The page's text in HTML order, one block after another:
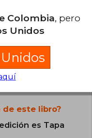
de este libro?
es Tapa
Colombia, pero
Unidos